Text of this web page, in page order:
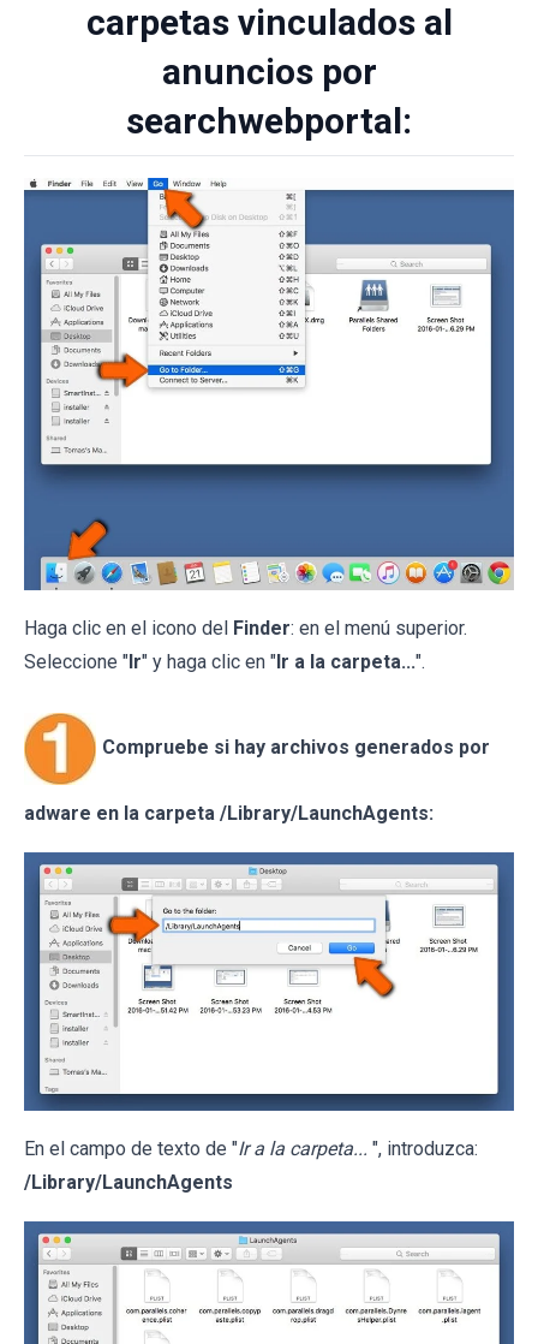
carpetas vinculados al
anuncios por
searchwebportal:
Haga clic en el icono del Finder: en el menú superior.
Seleccione "Ir" y haga clic en "Ir a la carpeta...".
Compruebe si hay archivos generados por
adware en la carpeta /Library/LaunchAgents:
En el campo de texto de "Ir a la carpeta... ", introduzca:
/Library/LaunchAgents